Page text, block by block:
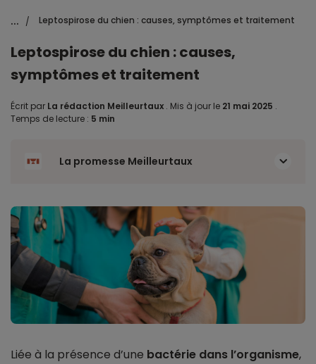
... / Leptospirose du chien : causes, symptômes et traitement
Leptospirose du chien : causes,
symptômes et traitement
Écrit par La rédaction Meilleurtaux . Mis à jour le 21 mai 2025 .
Temps de lecture : 5 min
La promesse Meilleurtaux
Liée à la présence d’une bactérie dans l’organisme,